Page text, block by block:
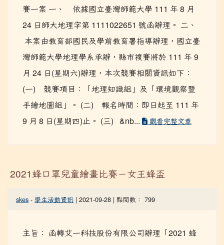
賽一案 一、 依據國立臺灣師範大學 111 年 8 月
24 日師大地理字第 1111022651 號函辦理。 二、
本案由教育部國民及學前教育署指導辦理，國立臺
灣師範大學地理學系承辦，縣市複賽將於 111 年 9
月 24 日(星期六)辦理，本次競賽相關資訊如下：
(一) 競賽項目：「地理知識組」及「環境觀察暨
手繪地圖組」。 (二) 報名時間：即日起至 111 年
9 月 8 日(星期四)止。 (三) &nb...
觀看完整文章
2021蜂口罩兒童繪畫比賽－女王蜂盃
skes 學生活動資訊 | 2021-09-28 | 點閱數： 799
主旨： 函轉艾一科技股份有限公司辦理「2021 蜂